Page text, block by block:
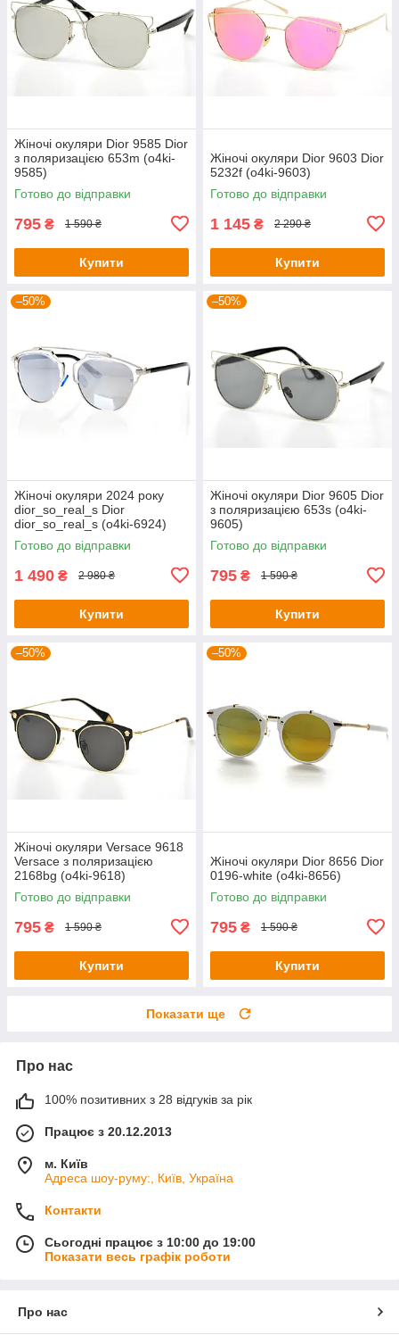
Жіночі окуляри Dior 9585 Dior
з поляризацією 653m (o4ki-
9585)
Готово до відправки
795 ₴ 1 590 ₴
Купити
Жіночі окуляри Dior 9603 Dior
5232f (o4ki-9603)
Готово до відправки
1 145 ₴ 2 290 ₴
Купити
–50%
Жіночі окуляри 2024 року
dior_so_real_s Dior
dior_so_real_s (o4ki-6924)
Готово до відправки
1 490 ₴ 2 980 ₴
Купити
–50%
Жіночі окуляри Dior 9605 Dior
з поляризацією 653s (o4ki-
9605)
Готово до відправки
795 ₴ 1 590 ₴
Купити
–50%
Жіночі окуляри Versace 9618
Versace з поляризацією
2168bg (o4ki-9618)
Готово до відправки
795 ₴ 1 590 ₴
Купити
–50%
Жіночі окуляри Dior 8656 Dior
0196-white (o4ki-8656)
Готово до відправки
795 ₴ 1 590 ₴
Купити
Показати ще
Про нас
100% позитивних з 28 відгуків за рік
Працює з 20.12.2013
м. Київ
Адреса шоу-руму:, Київ, Україна
Контакти
Сьогодні працює з 10:00 до 19:00
Показати весь графік роботи
Про нас